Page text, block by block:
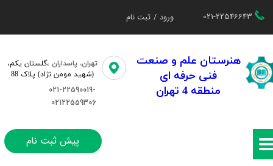
021-22546643 ورود / ثبت نام
تغییر گذر واژه
سفارشات
هنرستان علم و صنعت
فنی حرفه ای
منطقه 4 تهران
تهران، پاسداران ،گلستان یکم،​​
(شهید مومن نژاد) پلاک 88
021-22590019-
02122559306
پیش ثبت نام